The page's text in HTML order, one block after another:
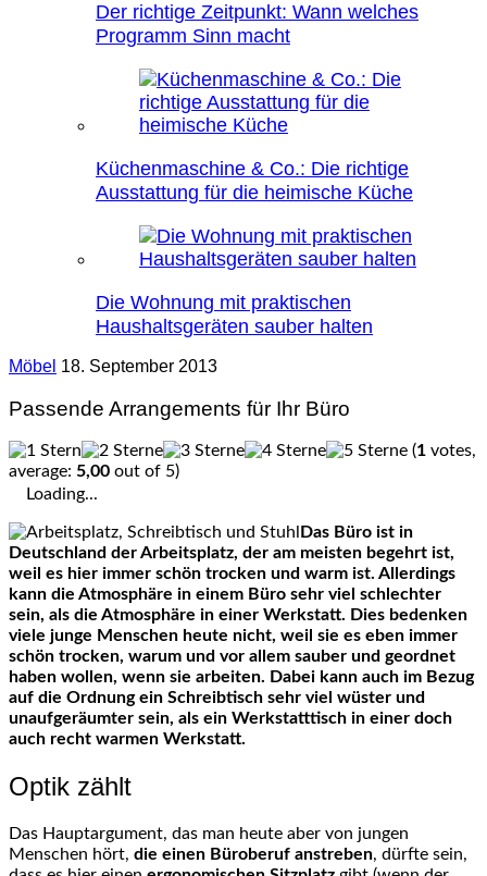
Der richtige Zeitpunkt: Wann welches
Programm Sinn macht
Küchenmaschine & Co.: Die richtige
Ausstattung für die heimische Küche
Die Wohnung mit praktischen
Haushaltsgeräten sauber halten
Möbel 18. September 2013
Passende Arrangements für Ihr Büro
(1 votes,
average: 5,00 out of 5)
Loading...
Das Büro ist in
Deutschland der Arbeitsplatz, der am meisten begehrt ist,
weil es hier immer schön trocken und warm ist. Allerdings
kann die Atmosphäre in einem Büro sehr viel schlechter
sein, als die Atmosphäre in einer Werkstatt. Dies bedenken
viele junge Menschen heute nicht, weil sie es eben immer
schön trocken, warum und vor allem sauber und geordnet
haben wollen, wenn sie arbeiten. Dabei kann auch im Bezug
auf die Ordnung ein Schreibtisch sehr viel wüster und
unaufgeräumter sein, als ein Werkstatttisch in einer doch
auch recht warmen Werkstatt.
Optik zählt
Das Hauptargument, das man heute aber von jungen
Menschen hört, die einen Büroberuf anstreben, dürfte sein,